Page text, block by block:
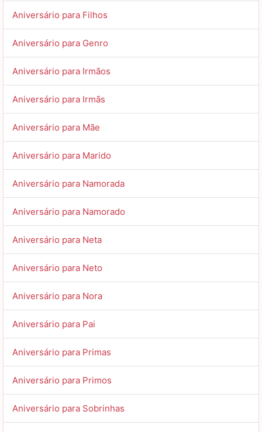
Aniversário para Filhos
Aniversário para Genro
Aniversário para Irmãos
Aniversário para Irmãs
Aniversário para Mãe
Aniversário para Marido
Aniversário para Namorada
Aniversário para Namorado
Aniversário para Neta
Aniversário para Neto
Aniversário para Nora
Aniversário para Pai
Aniversário para Primas
Aniversário para Primos
Aniversário para Sobrinhas